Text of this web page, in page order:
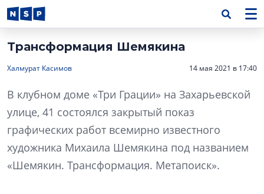
Трансформация Шемякина
Халмурат Касимов 14 мая 2021 в 17:40
В клубном доме «Три Грации» на Захарьевской
улице, 41 состоялся закрытый показ
графических работ всемирно известного
художника Михаила Шемякина под названием
«Шемякин. Трансформация. Метапоиск».